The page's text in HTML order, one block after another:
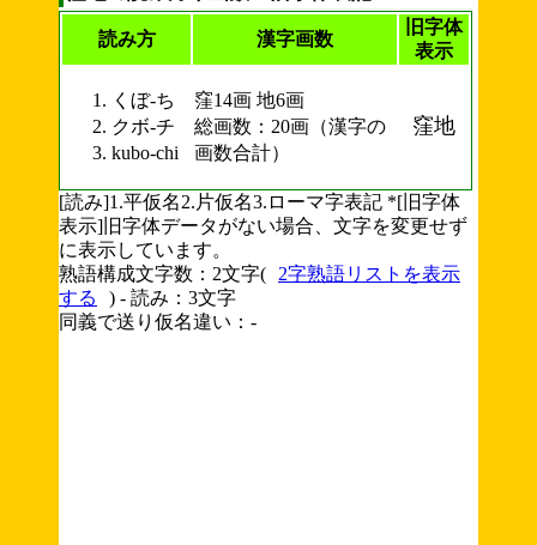
読み方 漢字画数
旧字体
表示
くぼ-ち
クボ-チ
kubo-chi
窪14画 地6画
総画数：20画（漢字の
画数合計）
窪地
[読み]1.平仮名2.片仮名3.ローマ字表記 *[旧字体
表示]旧字体データがない場合、文字を変更せず
に表示しています。
熟語構成文字数：2文字(
2字熟語リストを表示
する
) - 読み：3文字
同義で送り仮名違い：-